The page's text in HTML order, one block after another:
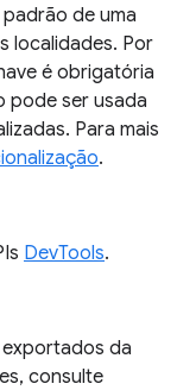
de uma
localidades. Por
é obrigatória
pode ser usada
Para mais
.
DevTools.
exportados da
consulte